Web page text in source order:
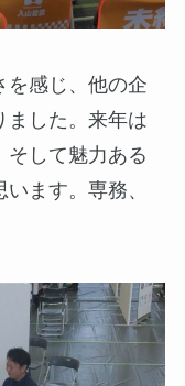
を感じ、他の企
ました。来年は
そして魅力ある
ます。専務、